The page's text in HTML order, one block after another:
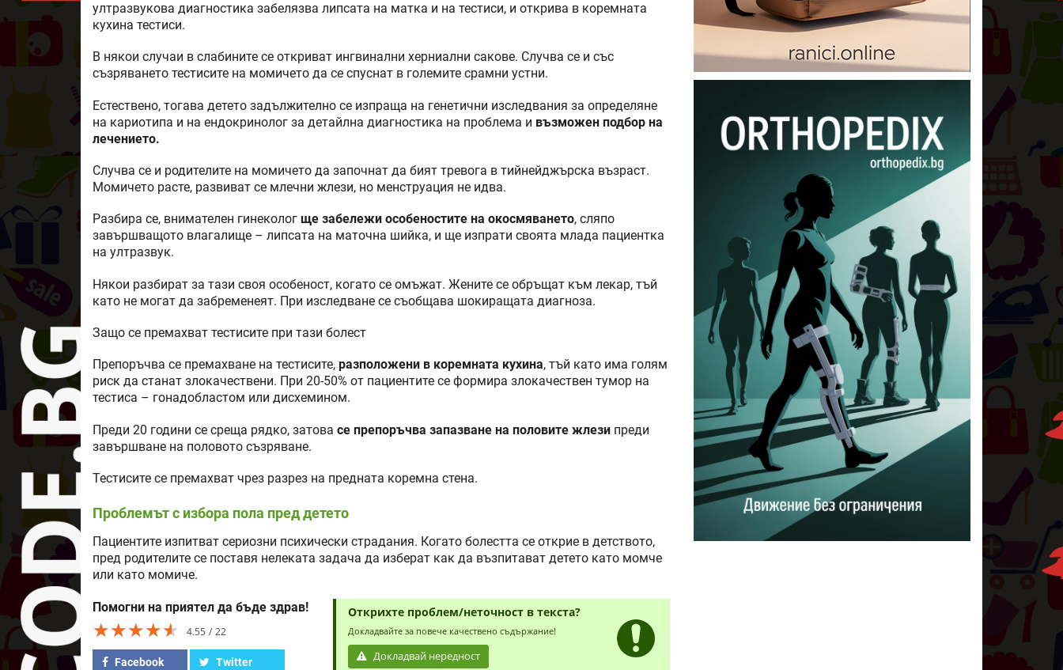
ултразвукова диагностика забелязва липсата на матка и на тестиси, и открива в коремната
кухина тестиси.
В някои случаи в слабините се откриват ингвинални херниални сакове. Случва се и със
съзряването тестисите на момичето да се спуснат в големите срамни устни.
Естествено, тогава детето задължително се изпраща на генетични изследвания за определяне
на кариотипа и на ендокринолог за детайлна диагностика на проблема и възможен подбор на
лечението.
Случва се и родителите на момичето да започнат да бият тревога в тийнейджърска възраст.
Момичето расте, развиват се млечни жлези, но менструация не идва.
Разбира се, внимателен гинеколог ще забележи особеностите на окосмяването, сляпо
завършващото влагалище – липсата на маточна шийка, и ще изпрати своята млада пациентка
на ултразвук.
Някои разбират за тази своя особеност, когато се омъжат. Жените се обръщат към лекар, тъй
като не могат да забременеят. При изследване се съобщава шокиращата диагноза.
Защо се премахват тестисите при тази болест
Препоръчва се премахване на тестисите, разположени в коремната кухина, тъй като има голям
риск да станат злокачествени. При 20-50% от пациентите се формира злокачествен тумор на
тестиса – гонадобластом или дисхемином.
Преди 20 години се среща рядко, затова се препоръчва запазване на половите жлези преди
завършване на половото съзряване.
Тестисите се премахват чрез разрез на предната коремна стена.
Проблемът с избора пола пред детето
Пациентите изпитват сериозни психически страдания. Когато болестта се открие в детството,
пред родителите се поставя нелеката задача да изберат как да възпитават детето като момче
или като момиче.
Помогни на приятел да бъде здрав!
★★★★★
★★★★★
★★★★★ 4.55 22
Facebook Twitter
Открихте проблем/неточност в текста?
Докладвайте за повече качествено съдържание!
Докладвай нередност